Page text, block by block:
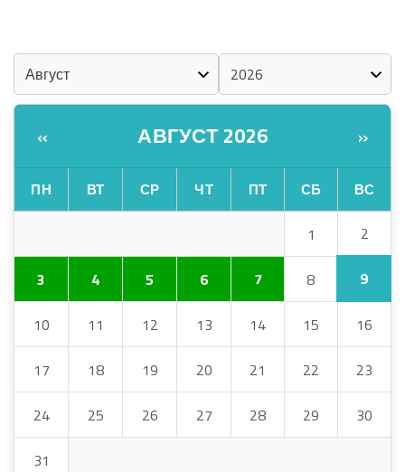
« АВГУСТ 2026 »
ПН ВТ СР ЧТ ПТ СБ ВС
1 2
3 4 5 6 7 8 9
10 11 12 13 14 15 16
17 18 19 20 21 22 23
24 25 26 27 28 29 30
31